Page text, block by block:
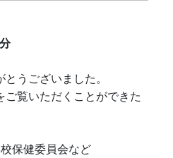
うございました。
ご覧いただくことができた
保健委員会など